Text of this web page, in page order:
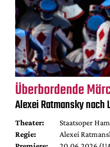
Überbordende
Alexei Ratmansky
Theater:
Staatsoper
Regie:
Alexei